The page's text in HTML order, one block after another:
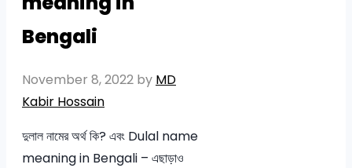
Bengali
November 8, 2022 by MD
Kabir Hossain
দুলাল নামের অর্থ কি? এবং Dulal name
meaning in Bengali – এছাড়াও